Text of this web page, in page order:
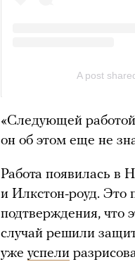
«Следующей
он об этом еще не
Работа появилась в
и Илкстон-роуд. Это
подтверждения, что
случай решили
уже успели